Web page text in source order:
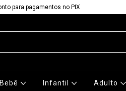
para pagamentos no PIX
Bebê Infantil Adulto